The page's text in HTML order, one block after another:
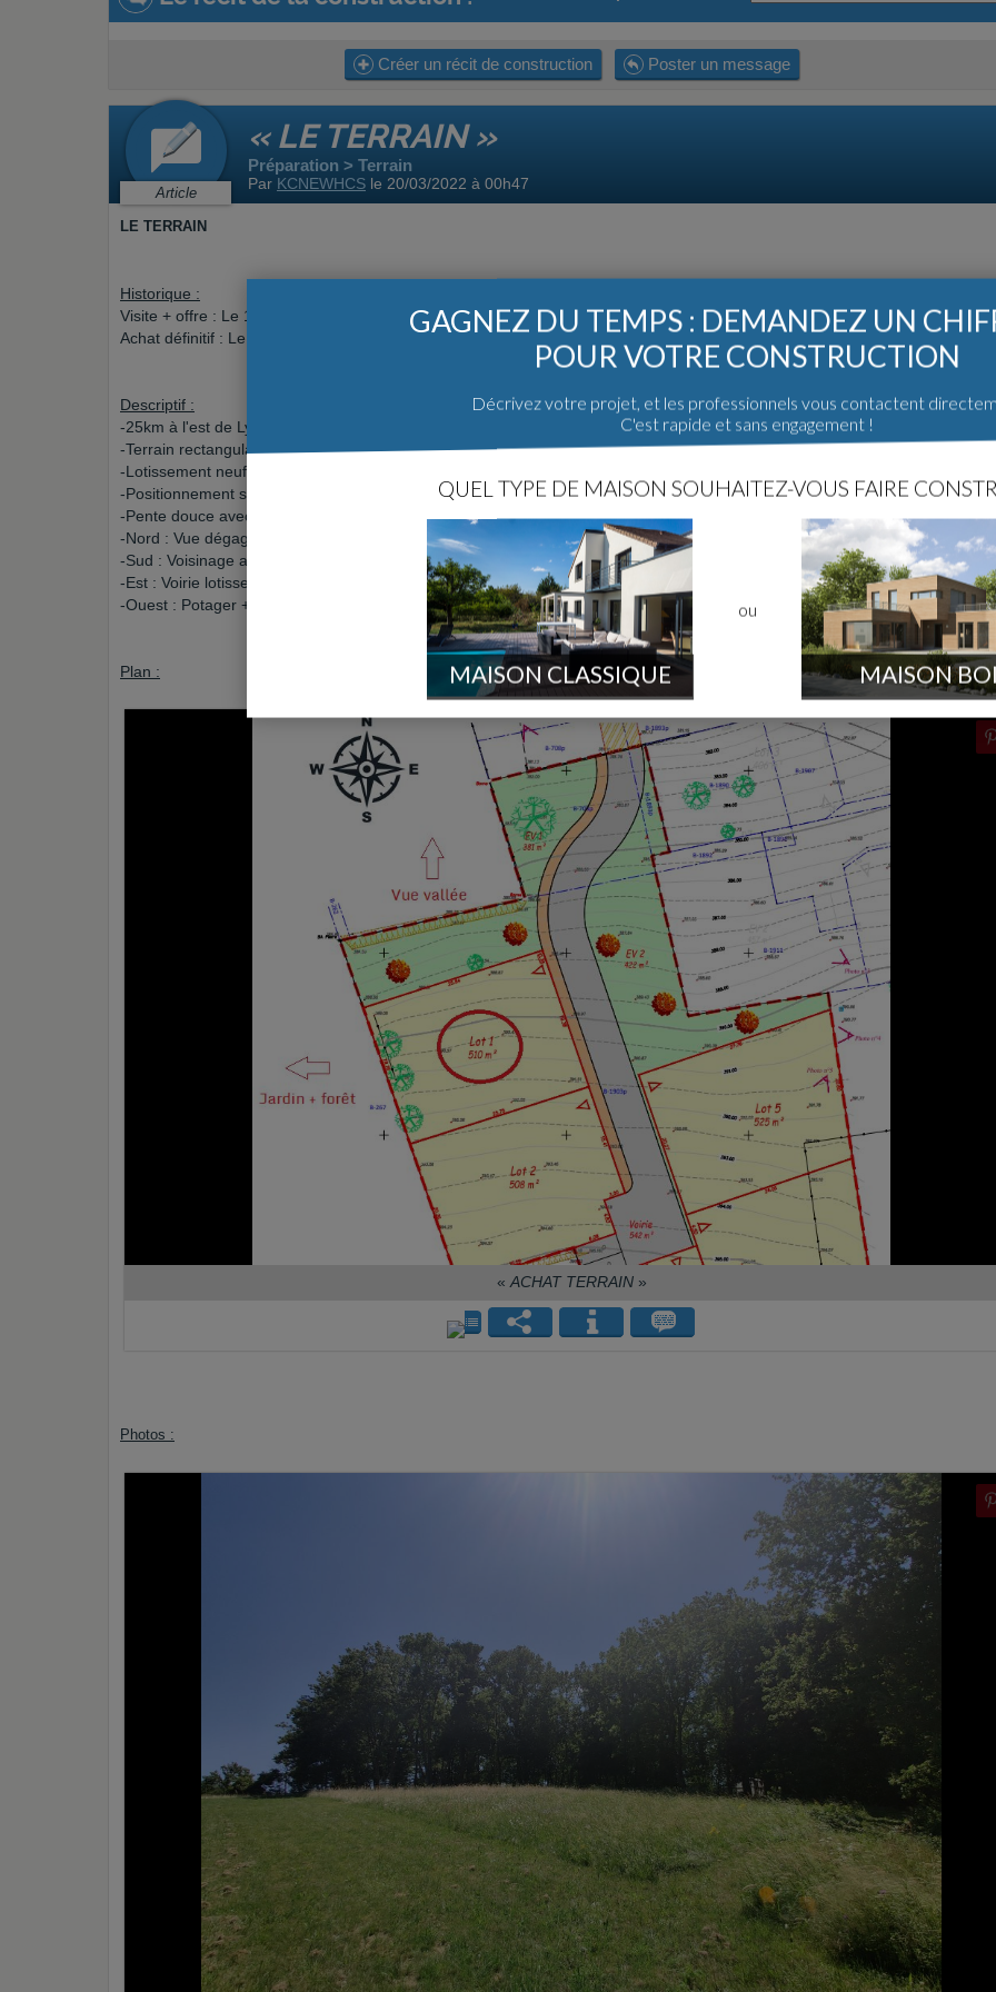
Créer un récit de construction Poster un message
Article
« LE TERRAIN »
Préparation > Terrain
Par KCNEWHCS le 20/03/2022 à 00h47
LE TERRAIN
Historique :
Visite + offre : Le 16/06/2021.
Achat définitif : Le 16/03/2022.
Descriptif :
-25km à l'est de Lyon, sur la commune de Diemoz (Isère 38).
-Terrain rectangulaire de 510 m² de ~26x20m.
-Lotissement neuf de 4 lots.
-Positionnement sur les hauteurs, coteau dégagé, isolé, avec vue.
-Pente douce avec environ 3m entre les points extrêmes du terrain.
-Nord : Vue dégagée sur vallée.
-Sud : Voisinage avec parcelle constructible.
-Est : Voirie lotissement + espace vert.
-Ouest : Potager + forêt.
Plan :
« ACHAT TERRAIN»
Photos :
GAGNEZ DU TEMPS : DEMANDEZ UN
POUR VOTRE CONSTRUCTION
Décrivez votre projet, et les professionnels vous contactent
C'est rapide et sans engagement !
QUEL TYPE DE MAISON SOUHAITEZ-VOUS FAIRE
MAISON CLASSIQUE
ou
MAISON